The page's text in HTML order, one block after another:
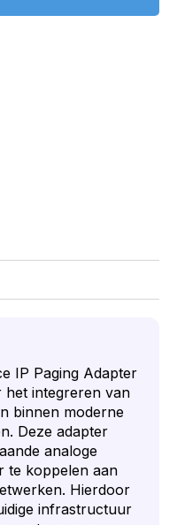
IP Paging Adapter
het integreren van
binnen moderne
Deze adapter
analoge
te koppelen aan
Hierdoor
infrastructuur